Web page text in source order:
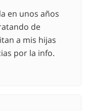
en unos años
de
a mis hijas
por la info.